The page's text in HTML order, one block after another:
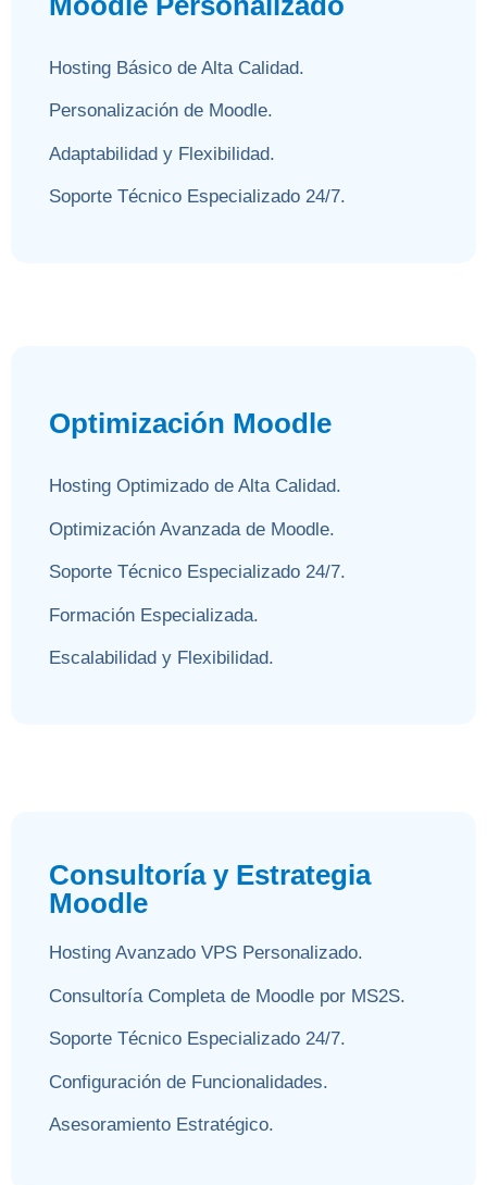
Hosting Básico de Alta Calidad.
Personalización de Moodle.
Adaptabilidad y Flexibilidad.
Soporte Técnico Especializado 24/7.
Optimización Moodle
Hosting Optimizado de Alta Calidad.
Optimización Avanzada de Moodle.
Soporte Técnico Especializado 24/7.
Formación Especializada.
Escalabilidad y Flexibilidad.
Consultoría y Estrategia
Moodle
Hosting Avanzado VPS Personalizado.
Consultoría Completa de Moodle por MS2S.
Soporte Técnico Especializado 24/7.
Configuración de Funcionalidades.
Asesoramiento Estratégico.